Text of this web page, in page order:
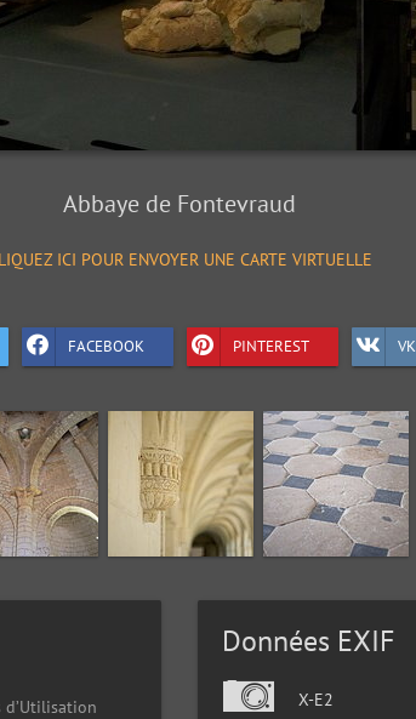
Abbaye de Fontevraud
ICI POUR ENVOYER UNE CARTE VIRTUELLE
FACEBOOK PINTEREST VK
d’Utilisation
Données EXIF
X-E2